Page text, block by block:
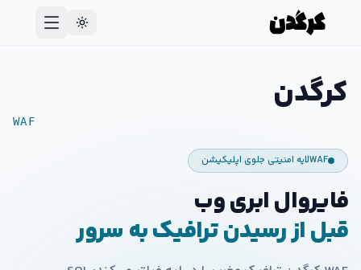
کرگدن
WAF
WAFلایه امنیتی جلوی اپلیکیشن
فایروال ابری وب
قبل از رسیدن ترافیک به سرور